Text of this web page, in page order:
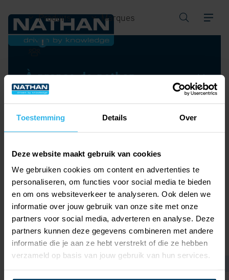
Toestemming Details Over
Deze website maakt gebruik van cookies
We gebruiken cookies om content en advertenties te
personaliseren, om functies voor social media te bieden
en om ons websiteverkeer te analyseren. Ook delen we
informatie over jouw gebruik van onze site met onze
partners voor social media, adverteren en analyse. Deze
partners kunnen deze gegevens combineren met andere
informatie die je aan ze hebt verstrekt of die ze hebben
verzameld op basis van jouw gebruik van hun services.
Produits Marques
À propos de nathan
Produits
Nathan Group
Nathan sur les social media